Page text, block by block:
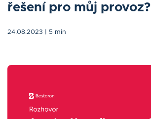
řešení pro můj provoz?
24.08.2023 | 5 min